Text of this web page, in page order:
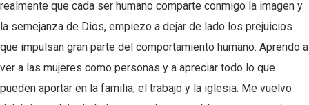
realmente que cada ser humano comparte conmigo la imagen y
la semejanza de Dios, empiezo a dejar de lado los prejuicios
que impulsan gran parte del comportamiento humano. Aprendo a
ver a las mujeres como personas y a apreciar todo lo que
pueden aportar en la familia, el trabajo y la iglesia. Me vuelvo